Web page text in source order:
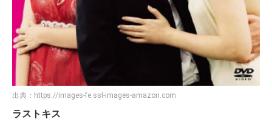
出典： https://images-fe.ssl-images-amazon.com
ラストキス